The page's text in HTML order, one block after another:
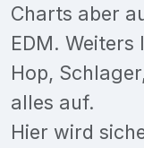
Charts aber
EDM. Weiters
Hop,
alles auf.
Hier wird